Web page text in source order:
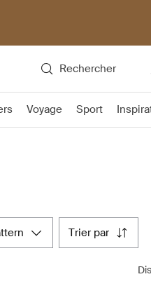
Rechercher
Voyage Sport
trier par